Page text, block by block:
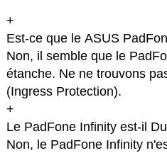
+
Est-ce que le ASUS
Non, il semble que le
étanche. Ne ne trouvons
(Ingress Protection).
+
Le PadFone Infinity est-il
Non, le PadFone Infinity